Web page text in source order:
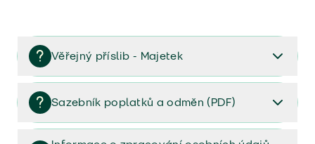
Věřejný příslib - Majetek
Věřejný příslib majetek 2023
Sazebník poplatků a odměn (PDF)
Sazebník poplatků a odměn (PDF)